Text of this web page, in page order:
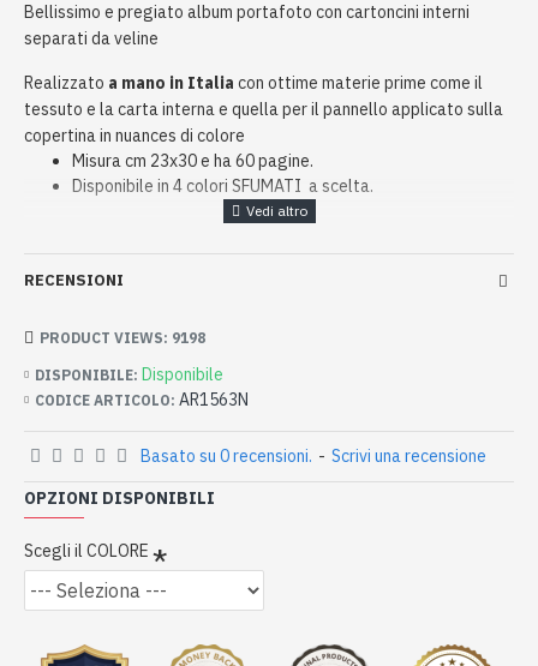
Bellissimo e pregiato album portafoto con cartoncini interni
separati da veline
Realizzato a mano in Italia con ottime materie prime come il
tessuto e la carta interna e quella per il pannello applicato sulla
copertina in nuances di colore
Misura cm 23x30 e ha 60 pagine.
Disponibile in 4 colori SFUMATI a scelta.
RECENSIONI
DISPONIBILE: Disponibile
CODICE ARTICOLO: AR1563N
PRODUCT VIEWS: 9198
Basato su 0 recensioni. - Scrivi una recensione
OPZIONI DISPONIBILI
Scegli il COLORE